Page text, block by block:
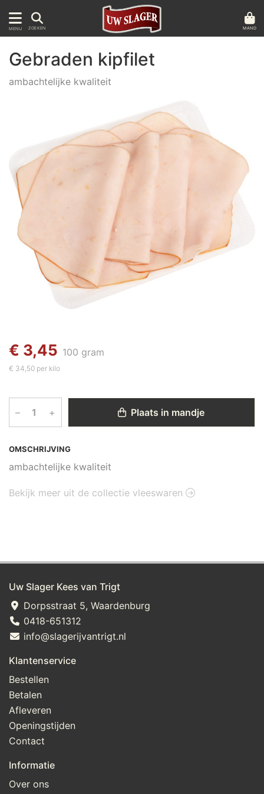
MENU ZOEKEN MAND
OMSCHRIJVING
ambachtelijke kwaliteit
Gebraden kipfilet
ambachtelijke kwaliteit
€ 3,45 100 gram
€ 34,50 per kilo
– + Plaats in mandje
Bekijk meer uit de collectie vleeswaren
Uw Slager Kees van Trigt
Dorpsstraat 5, Waardenburg
0418-651312
info@slagerijvantrigt.nl
Klantenservice
Bestellen
Betalen
Afleveren
Openingstijden
Contact
Informatie
Over ons